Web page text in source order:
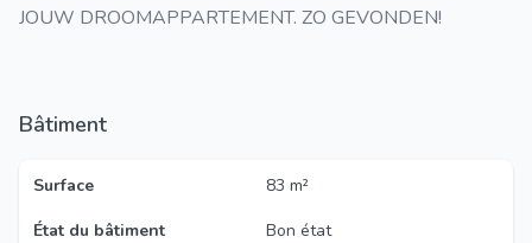
JOUW DROOMAPPARTEMENT. ZO GEVONDEN!
Bâtiment
Surface
83 m²
État du bâtiment
Bon état